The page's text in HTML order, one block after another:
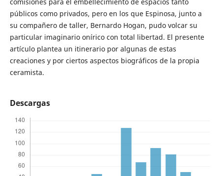
públicos como privados, pero en los que Espinosa, junto a
su compañero de taller, Bernardo Hogan, pudo volcar su
particular imaginario onírico con total libertad. El presente
artículo plantea un itinerario por algunas de estas
creaciones y por ciertos aspectos biográficos de la propia
ceramista.
Descargas